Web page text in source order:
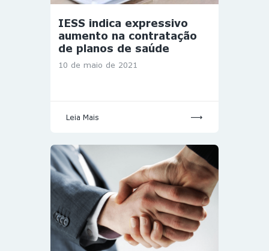
IESS indica expressivo
aumento na contratação
de planos de saúde
10 de maio de 2021
Leia Mais